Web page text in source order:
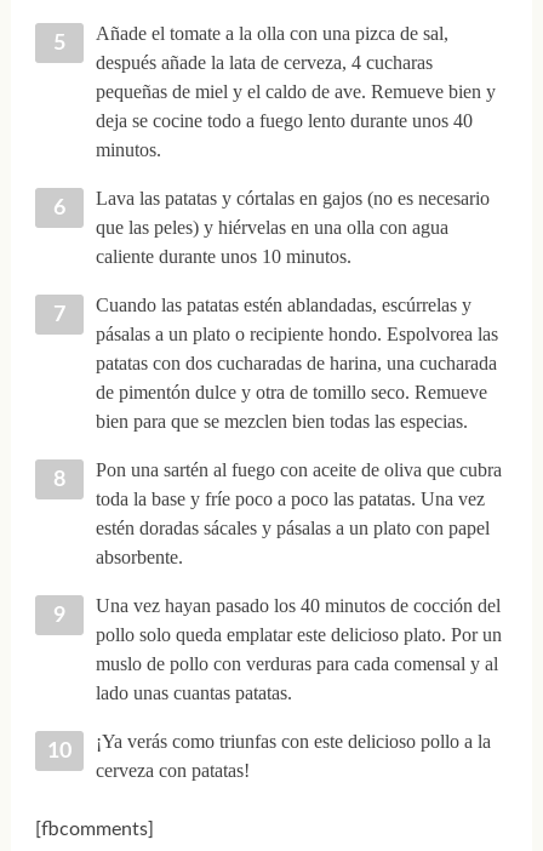
Añade el tomate a la olla con una pizca de sal,
después añade la lata de cerveza, 4 cucharas
pequeñas de miel y el caldo de ave. Remueve bien y
deja se cocine todo a fuego lento durante unos 40
minutos.
Lava las patatas y córtalas en gajos (no es necesario
que las peles) y hiérvelas en una olla con agua
caliente durante unos 10 minutos.
Cuando las patatas estén ablandadas, escúrrelas y
pásalas a un plato o recipiente hondo. Espolvorea las
patatas con dos cucharadas de harina, una cucharada
de pimentón dulce y otra de tomillo seco. Remueve
bien para que se mezclen bien todas las especias.
Pon una sartén al fuego con aceite de oliva que cubra
toda la base y fríe poco a poco las patatas. Una vez
estén doradas sácales y pásalas a un plato con papel
absorbente.
Una vez hayan pasado los 40 minutos de cocción del
pollo solo queda emplatar este delicioso plato. Por un
muslo de pollo con verduras para cada comensal y al
lado unas cuantas patatas.
¡Ya verás como triunfas con este delicioso pollo a la
cerveza con patatas!
[fbcomments]